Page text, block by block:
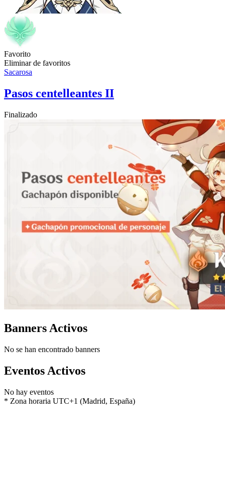
Favorito
Eliminar de favoritos
Sacarosa
Pasos centelleantes II
Finalizado
Banners Activos
No se han encontrado banners
Eventos Activos
No hay eventos
* Zona horaria UTC+1 (Madrid, España)